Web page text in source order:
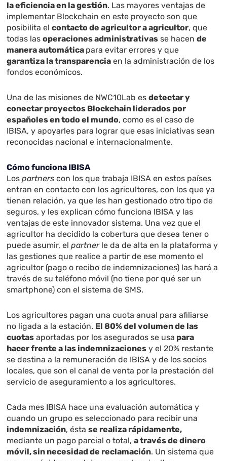
la eficiencia en la gestión. Las mayores ventajas de
implementar Blockchain en este proyecto son que
posibilita elcontacto de agricultor a agricultor, que
todas lasoperaciones administrativas se hacende
manera automática para evitar errores y que
garantiza la transparencia en la administración de los
fondos económicos.
Una de las misiones de NWC10Lab esdetectar y
conectar proyectos Blockchain liderados por
españoles en todo el mundo, como es el caso de
IBISA, y apoyarles para lograr que esas iniciativas sean
reconocidas nacional e internacionalmente.
Cómo funciona IBISA
Lospartners con los que trabaja IBISA en estos países
entran en contacto con los agricultores, con los que ya
tienen relación, ya que les han gestionado otro tipo de
seguros, y les explican cómo funciona IBISA y las
ventajas de este innovador sistema. Una vez que el
agricultor ha decidido la cobertura que desea tener o
puede asumir, elpartnerle da de alta en la plataforma y
las gestiones que realice a partir de ese momento el
agricultor (pago o recibo de indemnizaciones) las hará a
través de su teléfono móvil (no tiene por qué ser un
smartphone) con el sistema de SMS.
Los agricultores pagan una cuota anual para afiliarse
no ligada a la estación. El 80% del volumen de las
cuotas aportadas por los asegurados se usa para
hacer frente a las indemnizaciones y el 20% restante
se destina a la remuneración de IBISA y de los socios
locales, que son el canal de venta por la prestación del
servicio de aseguramiento a los agricultores.
Cada mes IBISA hace una evaluación automática y
cuando un grupo es seleccionado para recibir una
indemnización, éstase realiza rápidamente,
mediante un pago parcial o total,a través de dinero
móvil, sin necesidad de reclamación. Un sistema que